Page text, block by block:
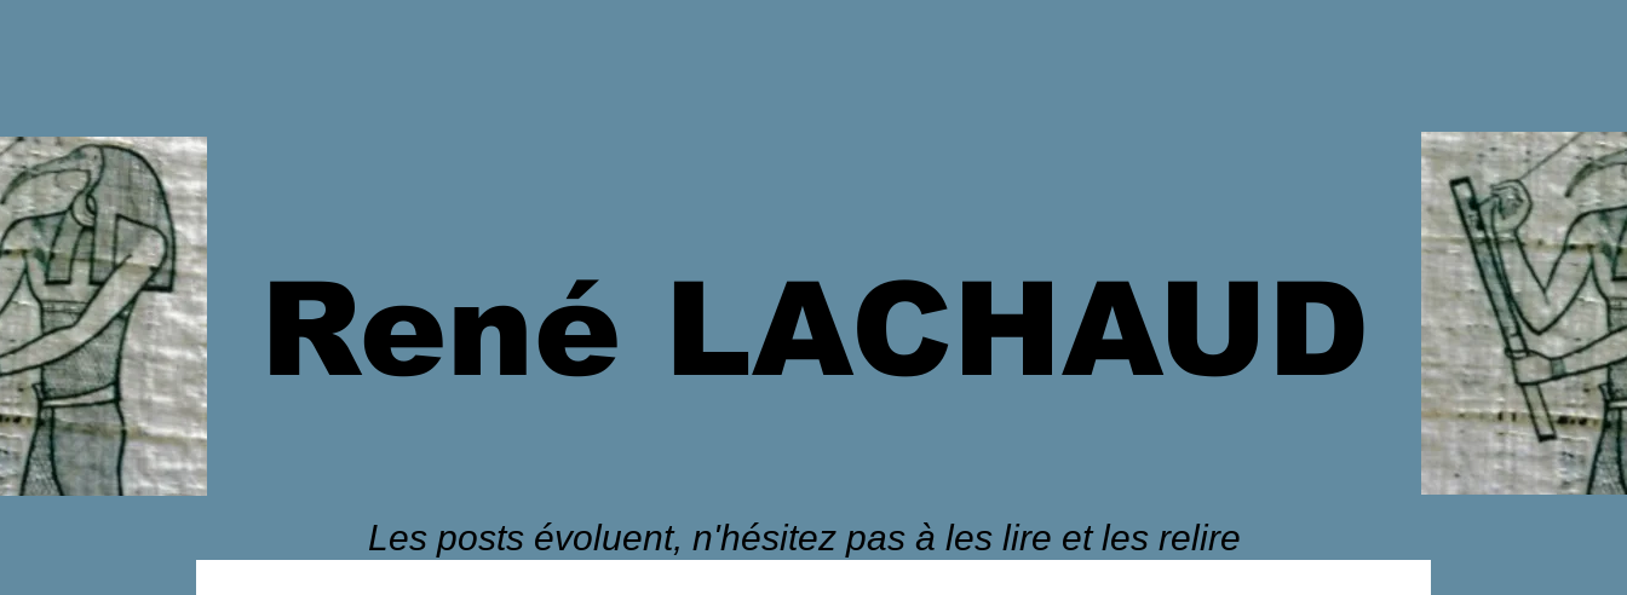
René LACHAUD
Les posts évoluent, n'hésitez pas à les lire et les relire